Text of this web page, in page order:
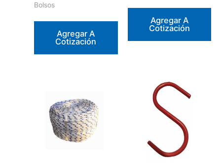
Bolsos
Agregar A
Cotización
Agregar A
Cotización